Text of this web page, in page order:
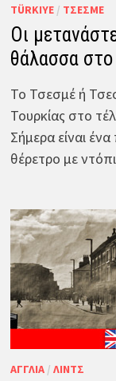
TÜRKIYE/ ΤΣΕΣΜΈ
Οι
θάλασσα
Το Τσεσμέ ή
Τουρκίας στο
Σήμερα είναι
θέρετρο με
ΑΓΓΛΊΑ/ ΛΙΝΤΣ